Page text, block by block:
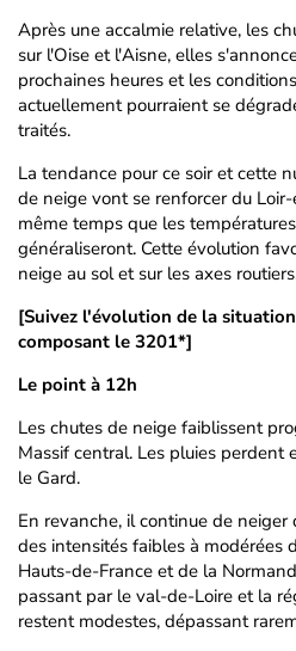
Après une accalmie relative, les
sur l'Oise et l'Aisne, elles
prochaines heures et les
actuellement pourraient se
traités.
La tendance pour ce soir et cette
de neige vont se renforcer du
même temps que les
généraliseront. Cette évolution
neige au sol et sur les axes
[Suivez l'évolution de la
composant le 3201*]
Le point à 12h
Les chutes de neige faiblissent
Massif central. Les pluies perdent
le Gard.
En revanche, il continue de
des intensités faibles à modérées
Hauts-de-France et de la
passant par le val-de-Loire et la
restent modestes, dépassant